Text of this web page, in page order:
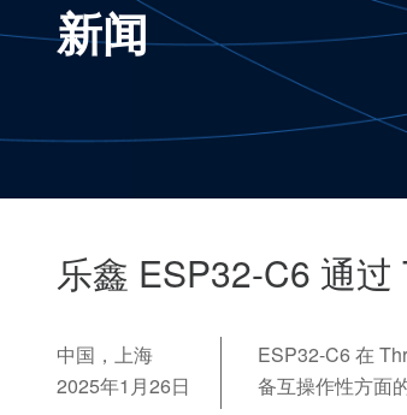
新闻
乐鑫 ESP32-C6 通过
中国，上海
2025年1月26日
ESP32-C6 在
备互操作性方面